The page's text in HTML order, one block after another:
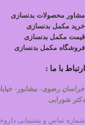
مشاور محصولات بدنسازی
خرید مکمل بدنسازی
قیمت مکمل بدنسازی
فروشگاه مکمل بدنسازی
ارتباط با ما :
خراسان رضوی- نیشابور-
دکتر شورابی
شماره تماس و پشتیبانی